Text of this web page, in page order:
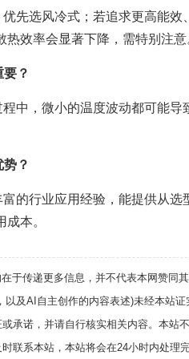
先选风冷式；若追求更高能
效率会显著下降，需特别注意
？
中，微小的温度波动都可能
？
的行业应用经验，能提供从
本。
于传递更多信息，并不代表本网赞同
及AI自主创作的内容表述)未经本站
承诺，并请自行核实相关内容。本站
联系本站，本站将会在24小时内处理完